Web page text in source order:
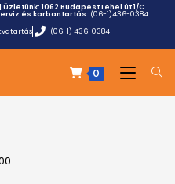
Üzletünk:1062 Budapest Lehel út 1/C
és karbantartás: (06-1)436-0384
(06-1) 436-0384
0